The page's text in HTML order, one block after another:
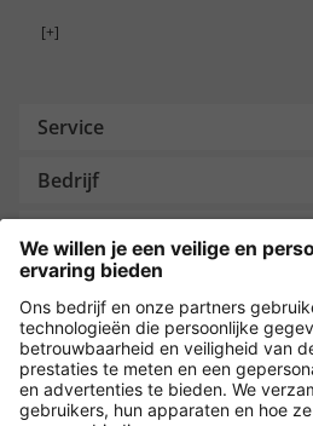
[+]
Service
Bedrijf
Payment and Delivery
Versleuteling met